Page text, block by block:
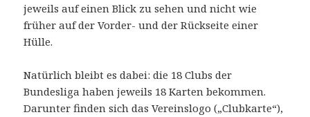
jeweils auf einen Blick zu sehen und nicht wie
früher auf der Vorder- und der Rückseite einer
Hülle.
Natürlich bleibt es dabei: die 18 Clubs der
Bundesliga haben jeweils 18 Karten bekommen.
Darunter finden sich das Vereinslogo („Clubkarte“),